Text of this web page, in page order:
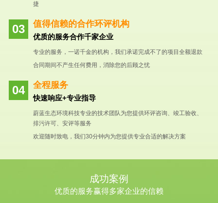
捷
值得信赖的合作环评机构
优质的服务合作千家企业
专业的服务，一诺千金的机构，我们承诺完成不了的项目全额退款
合同期间不产生任何费用，消除您的后顾之忧
全程服务
快速响应+专业指导
蔚蓝生态环境科技专业的技术团队为您提供环评咨询、竣工验收、
排污许可、安评等服务
欢迎随时致电，我们30分钟内为您提供专业合适的解决方案
成功案例
优质的服务赢得多家企业的信赖